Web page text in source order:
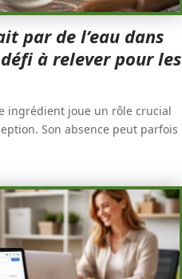
par de l’eau dans
à relever pour les
ingrédient joue un rôle crucial
Son absence peut parfois